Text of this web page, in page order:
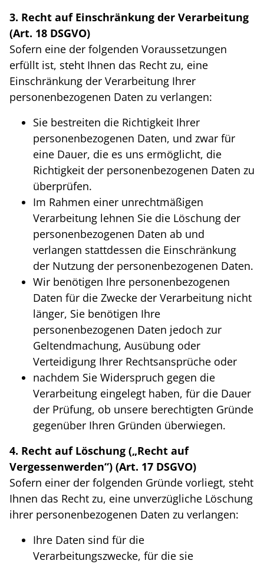
3. Recht auf Einschränkung der Verarbeitung
(Art. 18 DSGVO)
Sofern eine der folgenden Voraussetzungen
erfüllt ist, steht Ihnen das Recht zu, eine
Einschränkung der Verarbeitung Ihrer
personenbezogenen Daten zu verlangen:
Sie bestreiten die Richtigkeit Ihrer
personenbezogenen Daten, und zwar für
eine Dauer, die es uns ermöglicht, die
Richtigkeit der personenbezogenen Daten zu
überprüfen.
Im Rahmen einer unrechtmäßigen
Verarbeitung lehnen Sie die Löschung der
personenbezogenen Daten ab und
verlangen stattdessen die Einschränkung
der Nutzung der personenbezogenen Daten.
Wir benötigen Ihre personenbezogenen
Daten für die Zwecke der Verarbeitung nicht
länger, Sie benötigen Ihre
personenbezogenen Daten jedoch zur
Geltendmachung, Ausübung oder
Verteidigung Ihrer Rechtsansprüche oder
nachdem Sie Widerspruch gegen die
Verarbeitung eingelegt haben, für die Dauer
der Prüfung, ob unsere berechtigten Gründe
gegenüber Ihren Gründen überwiegen.
4. Recht auf Löschung („Recht auf
Vergessenwerden“) (Art. 17 DSGVO)
Sofern einer der folgenden Gründe vorliegt, steht
Ihnen das Recht zu, eine unverzügliche Löschung
ihrer personenbezogenen Daten zu verlangen:
Ihre Daten sind für die
Verarbeitungszwecke, für die sie